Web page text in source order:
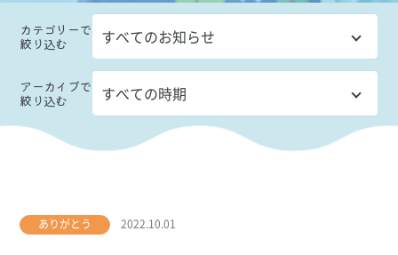
カテゴリーで
絞り込む
アーカイブで
絞り込む
ありがとう 2022.10.01